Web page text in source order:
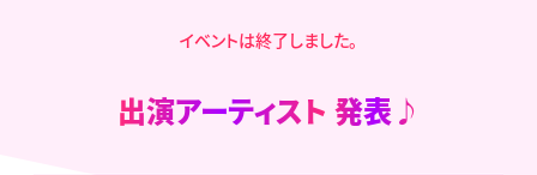
イベントは終了しました。
出演アーティスト 発表♪